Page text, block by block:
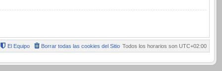
Todos los horarios son UTC+02:00
Borrar todas las cookies del Sitio
El Equipo